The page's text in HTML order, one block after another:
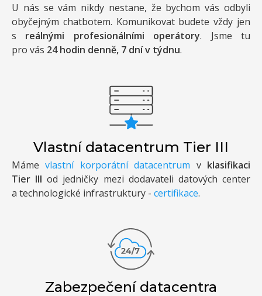
U nás se vám nikdy nestane, že bychom vás odbyli
obyčejným chatbotem. Komunikovat budete vždy jen
s reálnými profesionálními operátory. Jsme tu
pro vás 24 hodin denně, 7 dní v týdnu.
Vlastní datacentrum Tier III
Mámevlastní korporátní datacentrum v klasifikaci
Tier III od jedničky mezi dodavateli datových center
a technologické infrastruktury - certifikace.
Zabezpečení datacentra